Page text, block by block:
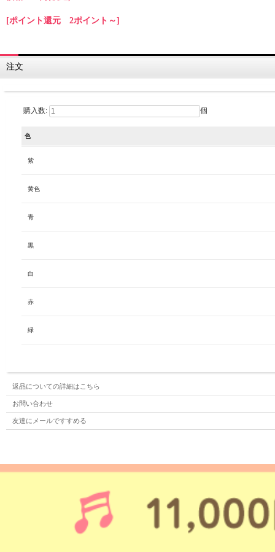
[ポイント還元 2ポイント～]
注文
購入数: 個
色
紫
黄色
青
黒
白
赤
緑
返品についての詳細はこちら
お問い合わせ
友達にメールですすめる